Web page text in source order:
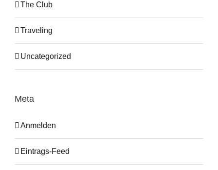
The Club
Traveling
Uncategorized
Meta
Anmelden
Eintrags-Feed